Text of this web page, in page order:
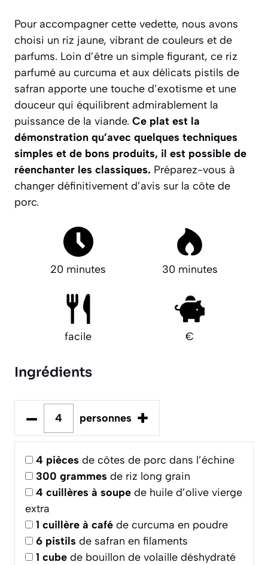
Pour accompagner cette vedette, nous avons
choisi un riz jaune, vibrant de couleurs et de
parfums. Loin d’être un simple figurant, ce riz
parfumé au curcuma et aux délicats pistils de
safran apporte une touche d’exotisme et une
douceur qui équilibrent admirablement la
puissance de la viande. Ce plat est la
démonstration qu’avec quelques techniques
simples et de bons produits, il est possible de
réenchanter les classiques. Préparez-vous à
changer définitivement d’avis sur la côte de
porc.
20 minutes 30 minutes
facile €
Ingrédients
– personnes +
4 pièces de côtes de porc dans l’échine
300 grammes de riz long grain
4 cuillères à soupe de huile d’olive vierge
extra
1 cuillère à café de curcuma en poudre
6 pistils de safran en filaments
1 cube de bouillon de volaille déshydraté